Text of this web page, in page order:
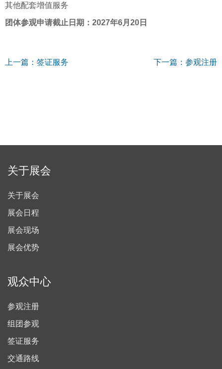
其他配套增值服务
团体参观申请截止日期： 2027年6月20日
上一篇：签证服务 下一篇：参观注册
关于展会
关于展会
展会日程
展会现场
展会优势
观众中心
参观注册
组团参观
签证服务
交通路线